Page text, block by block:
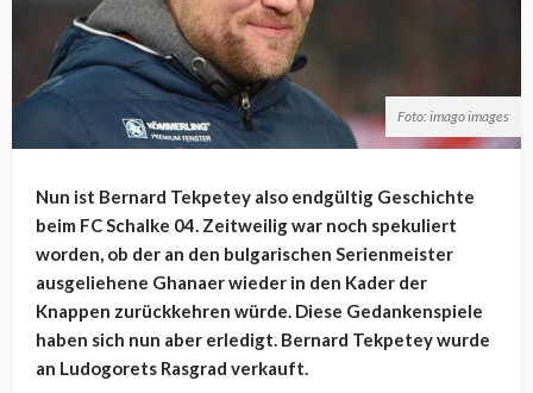
Foto: imago images
Nun ist Bernard Tekpetey also endgültig Geschichte
beim FC Schalke 04. Zeitweilig war noch spekuliert
worden, ob der an den bulgarischen Serienmeister
ausgeliehene Ghanaer wieder in den Kader der
Knappen zurückkehren würde. Diese Gedankenspiele
haben sich nun aber erledigt. Bernard Tekpetey wurde
an Ludogorets Rasgrad verkauft.